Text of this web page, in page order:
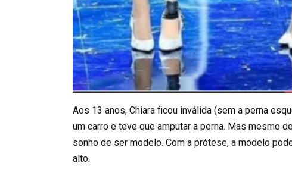
Aos 13 anos, Chiara ficou inválida (sem a perna
um carro e teve que amputar a perna. Mas mesmo
sonho de ser modelo. Com a prótese, a modelo
alto.